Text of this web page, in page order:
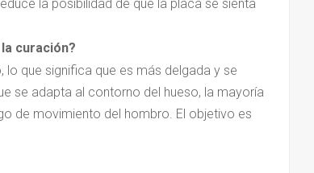
la posibilidad de que la placa se sienta
curación?
que significa que es más delgada y se
se adapta al contorno del hueso, la mayoría
de movimiento del hombro. El objetivo es